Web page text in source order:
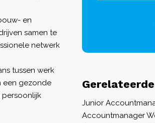
en
samen te
netwerk
tussen werk
een gezonde
persoonlijk
Junior
Accountmanager